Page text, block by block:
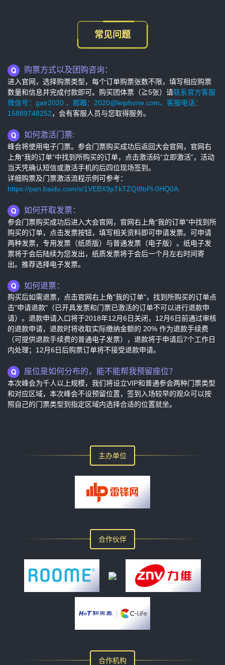
常见问题
购票方式以及团购咨询：
进入官网，选择购票类型，每个订单购票张数不限，填写相应购票
数量和信息并完成付款即可。购买团体票（≧5张）请联系官方客服
微信号：gair2020 、邮箱：2020@leiphone.com、客服电话：
15889748252，会有客服人员与您取得服务。
如何激活门票:
峰会将使用电子门票。参会门票购买成功后返回大会官网，官网右
上角“我的订单”中找到所购买的订单，点击激活码“立即激活”，活动
当天凭确认短信或激活手机的后四位现场签到。
详细购票及门票激活流程示例可参考：
https://pan.baidu.com/s/1VEBX9pTkTZQI8bPl-0HQ0A
如何开取发票：
参会门票购买成功后进入大会官网，官网右上角“我的订单”中找到所
购买的订单，点击发票按钮，填写相关资料即可申请发票。可申请
两种发票，专用发票（纸质版）与普通发票（电子版）。纸电子发
票将于会后陆续为您发出，纸质发票将于会后一个月左右时间寄
出。推荐选择电子发票。
如何退票：
购买后如需退票，点击官网右上角"我的订单"，找到所购买的订单点
击"申请退款"（已开具发票和门票已激活的订单不可以进行退款申
请）。退款申请入口将于2018年12月6日关闭，12月6日前通过审核
的退款申请，退款时将收取实际缴纳金额的 20% 作为退款手续费
（可提供退款手续费的普通电子发票），退款将于申请后7个工作日
内处理；12月6日后购票订单将不接受退款申请。
座位是如何分布的，能不能帮我预留座位？
本次峰会为千人以上规模，我们将设立VIP和普通参会两种门票类型
和对应区域，本次峰会不设预留位置，签到入场较早的观众可以按
照自己的门票类型到指定区域内选择合适的位置就坐。
主办单位
合作伙伴
合作机构